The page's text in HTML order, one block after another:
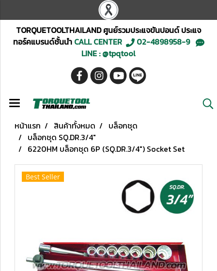
TORQUETOOLTHAILAND ศูนย์รวมประแจขันปอนด์ ประแจ
ทอร์คแบรนด์ชั้นนำCALL CENTER
02-4898958-9
LINE : @tpqtool
หน้าแรก สินค้าทั้งหมด
บล็อกชุด
บล็อกชุด SQ.DR.3/4"
6220HM บล็อกชุด 6P (SQ.DR.3/4") Socket Set
Best Seller